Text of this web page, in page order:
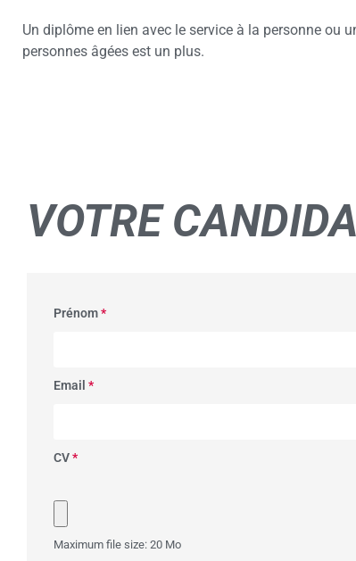
Un diplôme en lien avec le service à la personne ou
personnes âgées est un plus.
VOTRE
Prénom*
Email *
CV*
Maximum file size: 20 Mo